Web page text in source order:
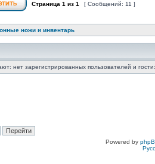
Страница 1 из 1 [ Сообщений: 11 ]
ножи и инвентарь
нет зарегистрированных пользователей и
Powered by